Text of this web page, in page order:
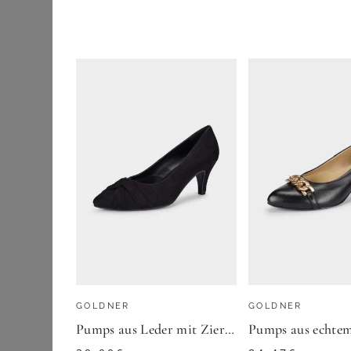
Overknee Stiefel
Plateauschuhe
Pumps
GOLDNER
Pumps aus Leder mit Zierknoten - schwarz - Gr. 37 von Goldner Fashion
GOLDNER